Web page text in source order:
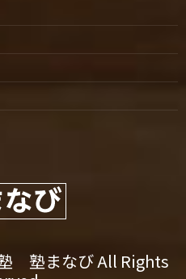
塾まなび All Rights